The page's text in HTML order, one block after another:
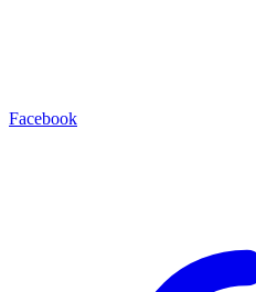
Facebook